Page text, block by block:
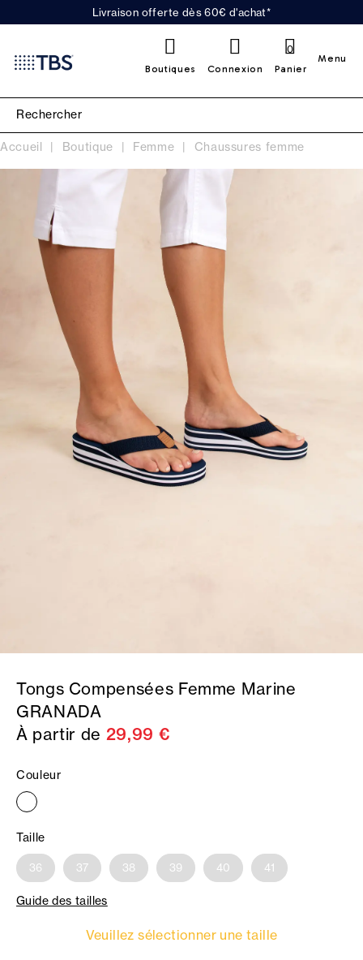
Livraison offerte dès 60€ d'achat*
Boutiques Connexion Panier
0
Menu
Accueil Boutique Femme Chaussures femme
Tongs Compensées Femme Marine
GRANADA
À partir de 29,99 €
Couleur
Taille
36 37 38 39 40 41
Guide des tailles
Veuillez sélectionner une taille